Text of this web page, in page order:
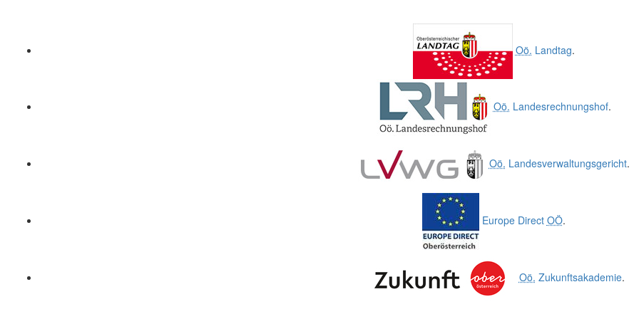
Oö. Landtag.
Oö. Landesrechnungshof.
Oö. Landesverwaltungsgericht.
Europe Direct OÖ.
Oö. Zukunftsakademie.